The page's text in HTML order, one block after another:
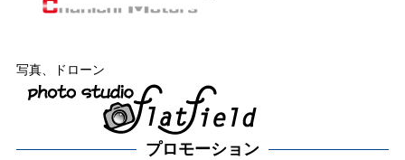
写真、ドローン
プロモーション